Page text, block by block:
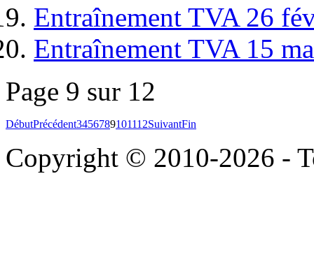
Entraînement TVA 26
Entraînement TVA 15
Page 9 sur 12
DébutPrécédent3456789101112SuivantFin
Copyright © 2010-2026 -